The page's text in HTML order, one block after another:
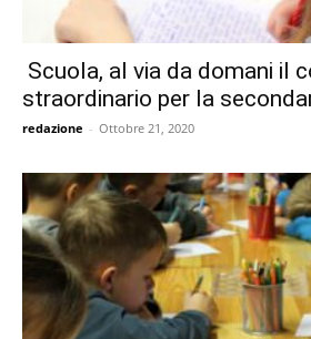
Scuola, al via da domani il
straordinario per la
redazione - Ottobre 21, 2020